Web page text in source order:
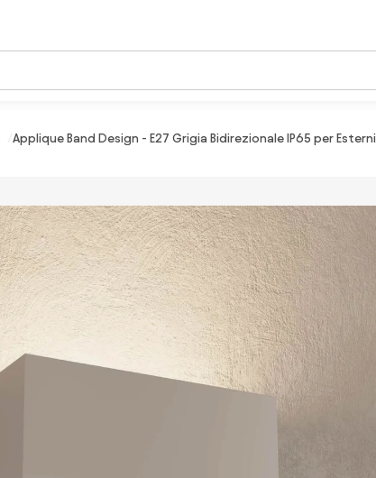
Applique Band Design - E27 Grigia Bidirezionale IP65 per Esterni